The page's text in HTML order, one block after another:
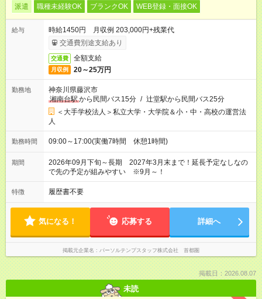
派遣 職種未経験OK ブランクOK WEB登録・面接OK
給与
時給1450円 月収例 203,000円+残業代
交通費別途支給あり
交通費 全額支給
月収例 20～25万円
勤務地
神奈川県藤沢市
湘南台駅から民間バス15分 / 辻堂駅から民間バス25分
＜大手学校法人＞私立大学・大学院＆小・中・高校の運営法
人
勤務時間 09:00～17:00(実働7時間 休憩1時間)
期間
2026年09月下旬～長期 2027年3月末まで！延長予定なしなの
で先の予定が組みやすい ※9月～！
特徴 履歴書不要
気になる！ 応募する 詳細へ
掲載元企業名 パーソルテンプスタッフ株式会社 首都圏
掲載日：2026.08.07
未読